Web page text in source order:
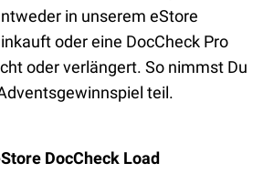
in unserem eStore
oder eine DocCheck Pro
oder verlängert. So nimmst Du
teil.
DocCheck Load